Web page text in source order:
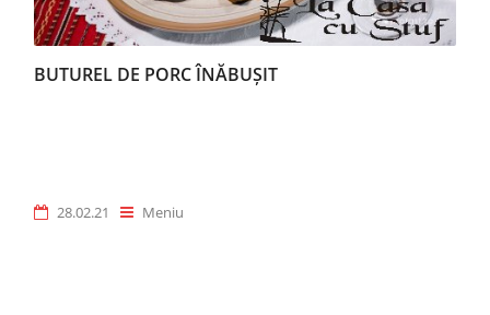
BUTUREL DE PORC ÎNĂBUȘIT
28.02.21 Meniu